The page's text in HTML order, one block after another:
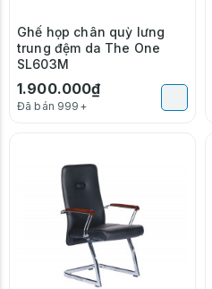
Ghế họp chân quỳ lưng
trung đệm da The One
SL603M
1.900.000₫
Đã bán 999+